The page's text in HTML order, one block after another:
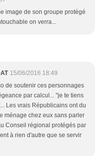
image de son groupe protégé
on verra...
15/06/2016 18:49
de soutenir ces personnages
par calcul... "je te tiens
Les vrais Républicains ont du
ménage chez eux sans parler
Conseil régional protégés par
à rien d'autre que se servir